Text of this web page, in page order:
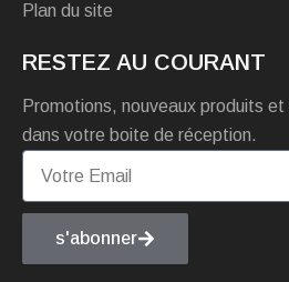
Plan du site
RESTEZ AU COURANT
Promotions, nouveaux produits
dans votre boite de réception.
s'abonner